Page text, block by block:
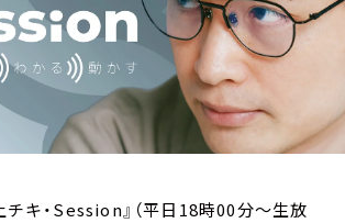
キ・Session』（平日18時00分～生放